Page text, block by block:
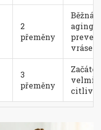
2
přeměny
Běžná
aging
vrásek
3
přeměny
velmi
citlivá